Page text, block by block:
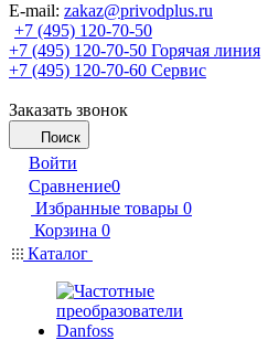
E-mail: zakaz@privodplus.ru
+7 (495) 120-70-50
+7 (495) 120-70-50 Горячая линия
+7 (495) 120-70-60 Сервис
Заказать звонок
Поиск
Войти
Сравнение0
Избранные товары 0
Корзина 0
Каталог